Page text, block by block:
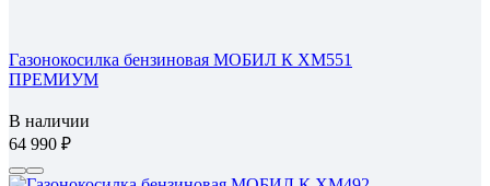
Газонокосилка бензиновая МОБИЛ К XM551
ПРЕМИУМ
В наличии
64 990